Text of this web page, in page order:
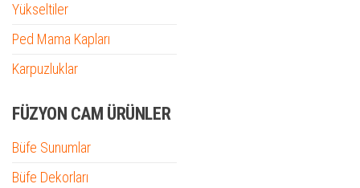
Yükseltiler
Ped Mama Kapları
Karpuzluklar
FÜZYON CAM ÜRÜNLER
Büfe Sunumlar
Büfe Dekorları